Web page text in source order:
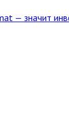
— значит